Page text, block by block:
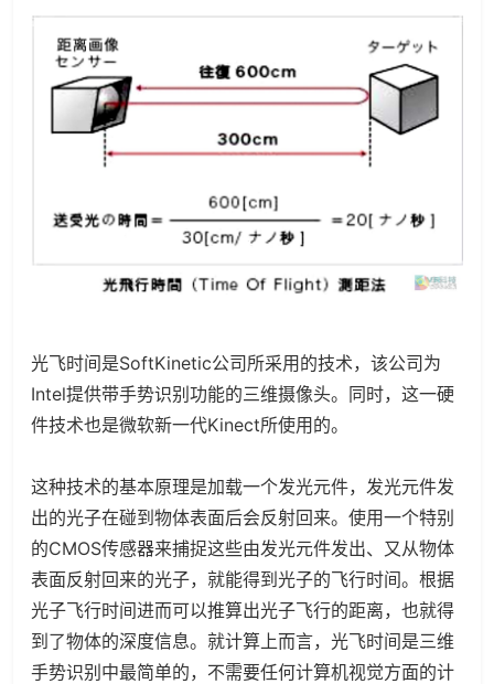
光飞时间是SoftKinetic公司所采用的技术，该公司为
Intel提供带手势识别功能的三维摄像头。同时，这一硬
件技术也是微软新一代Kinect所使用的。
这种技术的基本原理是加载一个发光元件，发光元件发
出的光子在碰到物体表面后会反射回来。使用一个特别
的CMOS传感器来捕捉这些由发光元件发出、又从物体
表面反射回来的光子，就能得到光子的飞行时间。根据
光子飞行时间进而可以推算出光子飞行的距离，也就得
到了物体的深度信息。就计算上而言，光飞时间是三维
手势识别中最简单的，不需要任何计算机视觉方面的计